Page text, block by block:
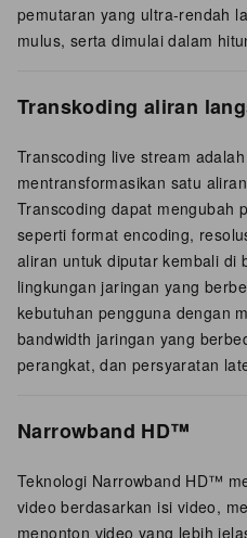
pemutaran yang ultra-rendah
mulus, serta dimulai dalam
Transkoding aliran
Transcoding live stream
mentransformasikan satu
Transcoding dapat mengubah
seperti format encoding,
aliran untuk diputar kembali di
lingkungan jaringan yang
kebutuhan pengguna dengan
bandwidth jaringan yang
perangkat, dan persyaratan
Narrowband HD™
Teknologi Narrowband HD™
video berdasarkan isi video,
menonton video yang lebih